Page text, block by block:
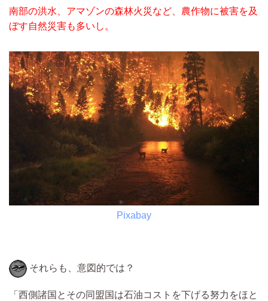
南部の洪水、アマゾンの森林火災など、農作物に被害を及
ぼす自然災害も多いし。
Pixabay
それらも、意図的では？
「西側諸国とその同盟国は石油コストを下げる努力をほと